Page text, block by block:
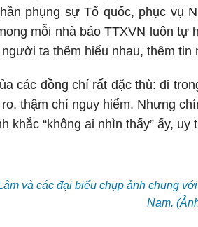
phụng sự Tổ quốc, phục vụ
mỗi nhà báo TTXVN luôn
ta thêm hiểu nhau, thêm
các đồng chí rất đặc thù: đi
thậm chí nguy hiểm. Nhưng
khắc “không ai nhìn thấy” ấy,
và các đại biểu chụp ảnh chung
Nam.